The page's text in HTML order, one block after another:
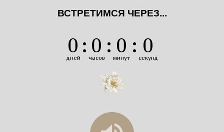
ВСТРЕТИМСЯ ЧЕРЕЗ...
0
дней
: 0
часов
: 0
минут
: 0
секунд